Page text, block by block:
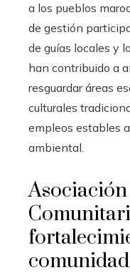
a los pueblos
de gestión
de guías locales y
han contribuido a
resguardar áreas
culturales
empleos estables
ambiental.